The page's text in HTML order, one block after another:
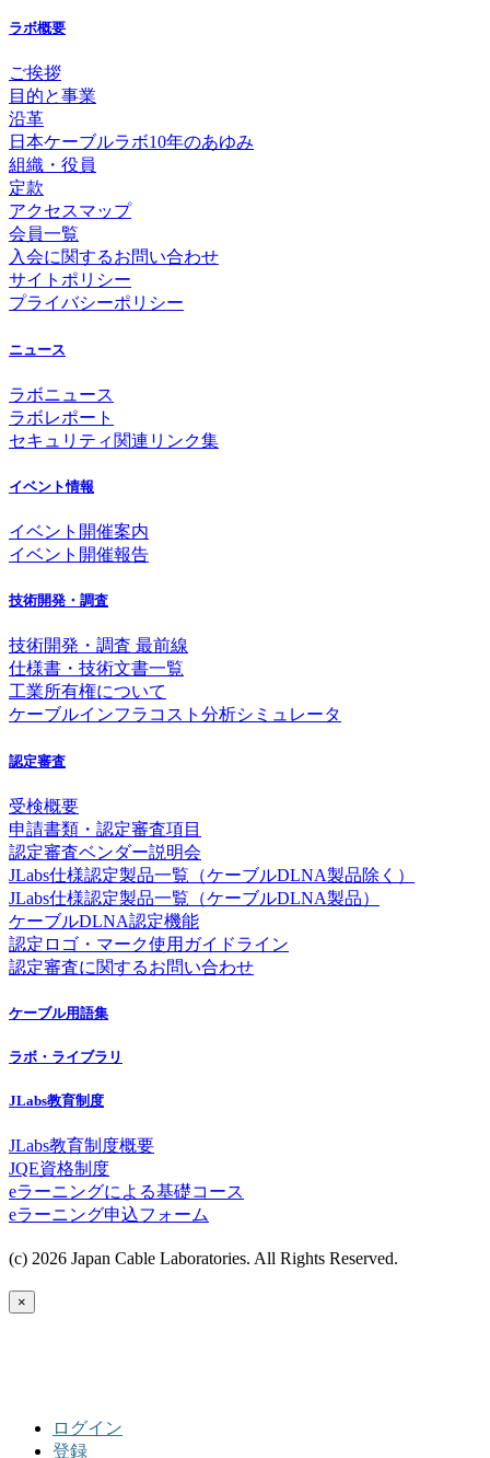
ラボ概要
ご挨拶
目的と事業
沿革
日本ケーブルラボ10年のあゆみ
組織・役員
定款
アクセスマップ
会員一覧
入会に関するお問い合わせ
サイトポリシー
プライバシーポリシー
ニュース
ラボニュース
ラボレポート
セキュリティ関連リンク集
イベント情報
イベント開催案内
イベント開催報告
技術開発・調査
技術開発・調査 最前線
仕様書・技術文書一覧
工業所有権について
ケーブルインフラコスト分析シミュレータ
認定審査
受検概要
申請書類・認定審査項目
認定審査ベンダー説明会
JLabs仕様認定製品一覧（ケーブルDLNA製品除く）
JLabs仕様認定製品一覧（ケーブルDLNA製品）
ケーブルDLNA認定機能
認定ロゴ・マーク使用ガイドライン
認定審査に関するお問い合わせ
ケーブル用語集
ラボ・ライブラリ
JLabs教育制度
JLabs教育制度概要
JQE資格制度
eラーニングによる基礎コース
eラーニング申込フォーム
(c) 2026 Japan Cable Laboratories. All Rights Reserved.
×
ログイン
登録